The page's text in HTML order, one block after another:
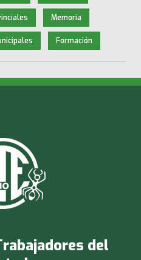
Memoria
Formación
del